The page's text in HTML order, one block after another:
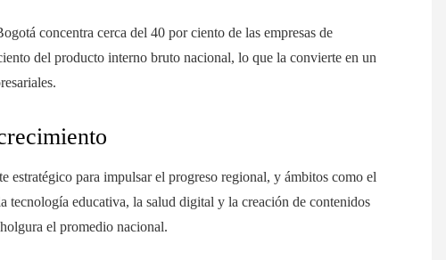
concentra cerca del 40 por ciento de las empresas de
del producto interno bruto nacional, lo que la convierte en un
estratégico para impulsar el progreso regional, y ámbitos como el
educativa, la salud digital y la creación de contenidos
el promedio nacional.